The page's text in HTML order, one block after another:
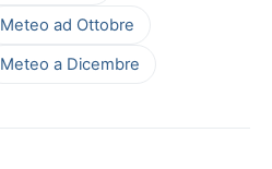
Meteo ad Ottobre
Meteo a Dicembre